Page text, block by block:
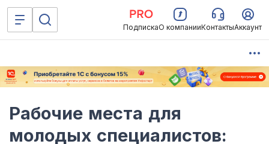
ПодпискаО компанииКонтактыАккаунт
Рабочие места для
молодых специалистов: